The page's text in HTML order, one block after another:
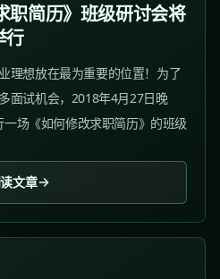
职简历》班级研讨会将
行
理想放在最为重要的位置！为了
面试机会，2018年4月27日晚
场《如何修改求职简历》的班级
文章